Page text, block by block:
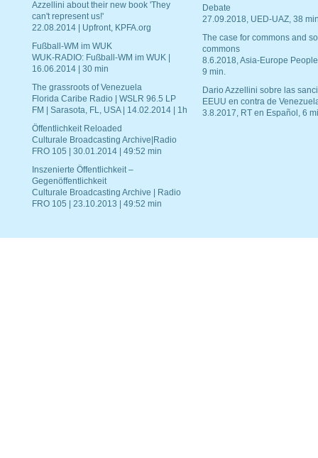
Azzellini about their new book 'They
can't represent us!'
22.08.2014 | Upfront, KPFA.org
Fußball-WM im WUK
WUK-RADIO: Fußball-WM im WUK |
16.06.2014 | 30 min
The grassroots of Venezuela
Florida Caribe Radio | WSLR 96.5 LP
FM | Sarasota, FL, USA | 14.02.2014 | 1h
Öffentlichkeit Reloaded
Culturale Broadcasting Archive|Radio
FRO 105 | 30.01.2014 | 49:52 min
Inszenierte Öffentlichkeit –
Gegenöffentlichkeit
Culturale Broadcasting Archive | Radio
FRO 105 | 23.10.2013 | 49:52 min
Debate
27.09.2018, UED-UAZ, 38
The case for commons and
commons
8.6.2018, Asia-Europe
9 min.
Dario Azzellini sobre las
EEUU en contra de
3.8.2017, RT en Español, 6